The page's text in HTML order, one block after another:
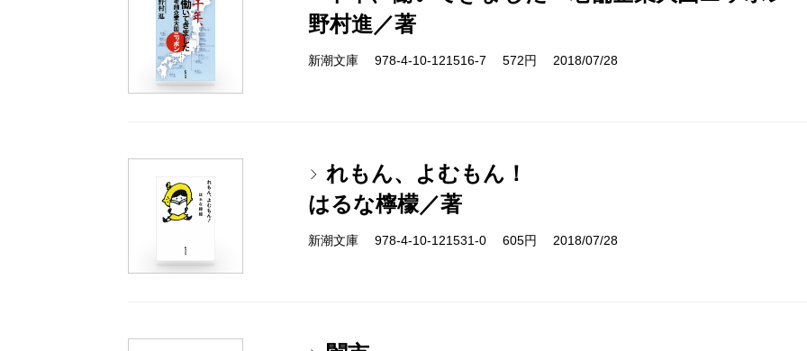
野村進／著
新潮文庫 978-4-10-121516-7 572円 2018/07/28
れもん、よむもん！
はるな檸檬／著
新潮文庫 978-4-10-121531-0 605円 2018/07/28